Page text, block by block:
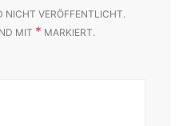
NICHT VERÖFFENTLICHT.
MIT * MARKIERT.